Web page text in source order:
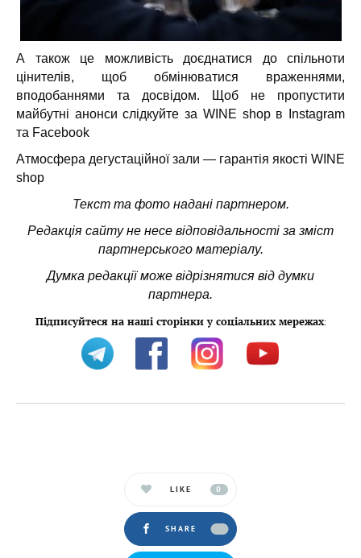
А також це можливість доєднатися до спільноти
цінителів, щоб обмінюватися враженнями,
вподобаннями та досвідом.
Щоб не пропустити
майбутні анонси слідкуйте за WINE shop в Instagram
та Facebook
Атмосфера дегустаційної зали — гарантія якості WINE
shop
Текст та фото надані партнером.
Редакція сайту не несе відповідальності за зміст
партнерського матеріалу.
Думка редакції може відрізнятися від думки
партнера.
Підписуйтеся на наші сторінки у соціальних мережах:
LIKE 0
SHARE